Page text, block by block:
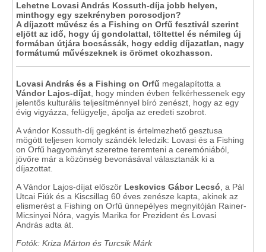
Lehetne Lovasi András Kossuth-díja jobb helyen,
minthogy egy szekrényben porosodjon?
A díjazott művész és a Fishing on Orfű fesztivál szerint
eljött az idő, hogy új gondolattal, töltettel és némileg új
formában útjára bocsássák, hogy eddig díjazatlan, nagy
formátumú művészeknek is örömet okozhasson.
Lovasi András és a Fishing on Orfű megalapította a
Vándor Lajos-díjat , hogy minden évben felkérhessenek egy
jelentős kulturális teljesítménnyel bíró zenészt, hogy az egy
évig vigyázza, felügyelje, ápolja az eredeti szobrot.
A vándor Kossuth-díj gegként is értelmezhető gesztusa
mögött teljesen komoly szándék leledzik: Lovasi és a Fishing
on Orfű hagyományt szeretne teremteni a ceremóniából,
jövőre már a közönség bevonásával választanák ki a
díjazottat.
A Vándor Lajos-díjat először Leskovics Gábor Lecsó , a Pál
Utcai Fiúk és a Kiscsillag 60 éves zenésze kapta, akinek az
elismerést a Fishing on Orfű ünnepélyes megnyitóján Rainer-
Micsinyei Nóra, vagyis Marika for Prezident és Lovasi
András adta át.
Fotók: Kriza Márton és Turcsik Márk